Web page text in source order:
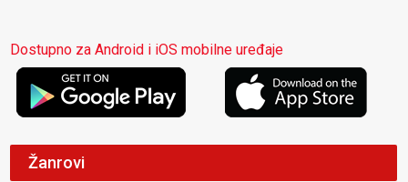
Dostupno za Android i iOS mobilne uređaje
Žanrovi